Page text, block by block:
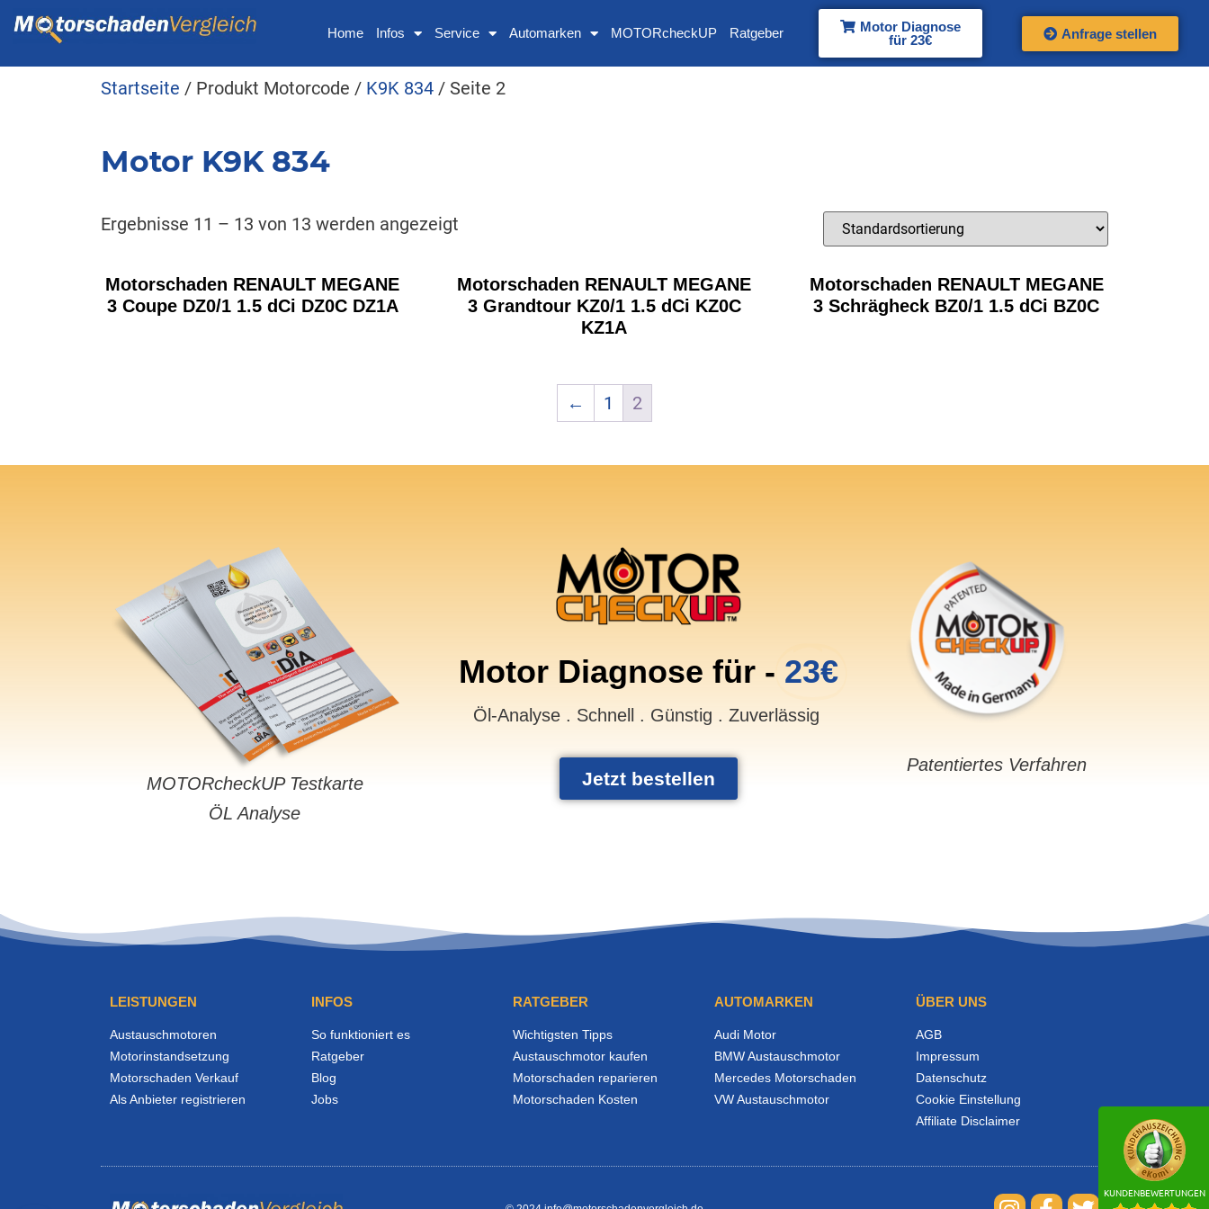
Home Infos Service Automarken MOTORcheckUP Ratgeber
Motor Diagnose
für 23€
Anfrage stellen
Startseite / Produkt Motorcode / K9K 834 / Seite 2
Motor K9K 834
Ergebnisse 11 – 13 von 13 werden angezeigt
Motorschaden RENAULT MEGANE
3 Coupe DZ0/1 1.5 dCi DZ0C DZ1A
Motorschaden RENAULT MEGANE
3 Grandtour KZ0/1 1.5 dCi KZ0C
KZ1A
Motorschaden RENAULT MEGANE
3 Schrägheck BZ0/1 1.5 dCi BZ0C
← 1 2
MOTORcheckUP Testkarte
ÖL Analyse
Motor Diagnose für - 23€
Öl-Analyse . Schnell . Günstig . Zuverlässig
Jetzt bestellen
Patentiertes Verfahren
LEISTUNGEN
Austauschmotoren
Motorinstandsetzung
Motorschaden Verkauf
Als Anbieter registrieren
INFOS
So funktioniert es
Ratgeber
Blog
Jobs
RATGEBER
Wichtigsten Tipps
Austauschmotor kaufen
Motorschaden reparieren
Motorschaden Kosten
AUTOMARKEN
Audi Motor
BMW Austauschmotor
Mercedes Motorschaden
VW Austauschmotor
ÜBER UNS
AGB
Impressum
Datenschutz
Cookie Einstellung
Affiliate Disclaimer
KUNDENBEWERTUNGEN